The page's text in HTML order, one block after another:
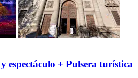
espectáculo + Pulsera turística